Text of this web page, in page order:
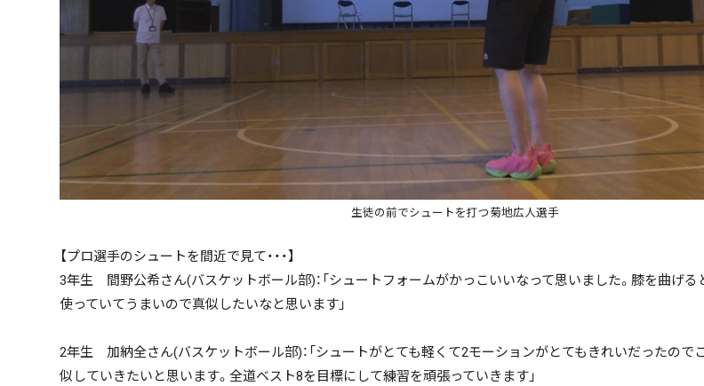
生徒の前でシュートを打つ菊地広人選手
【プロ選手のシュートを間近で見て・・・】
3年生 間野公希さん(バスケットボール部)：「シュートフォームがかっこいいなって思いました。膝を曲げる
使っていてうまいので真似したいなと思います」
2年生 加納全さん(バスケットボール部)：「シュートがとても軽くて2モーションがとてもきれいだったので
似していきたいと思います。全道ベスト8を目標にして練習を頑張っていきます」
~
検索